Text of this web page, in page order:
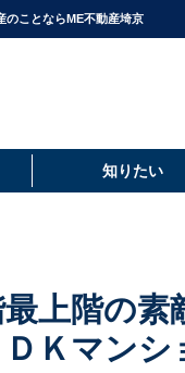
のことならME不動産埼京
知りたい
最上階の
ＤＫマンシ